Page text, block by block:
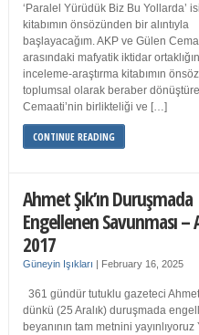
‘Paralel Yürüdük Biz Bu Yollarda’
kitabımın önsözünden bir alıntıyla
başlayacağım. AKP ve Gülen
arasındaki mafyatik iktidar
inceleme-araştırma kitabımın
toplumsal olarak beraber
Cemaati’nin birlikteliği ve […]
CONTINUE READING
Ahmet Şık’ın Duruşmada
Engellenen Savunması –
2017
Güneyin Işıkları | February 16, 2025
361 gündür tutuklu gazeteci Ahmet
dünkü (25 Aralık) duruşmada
beyanının tam metnini yayınlıyoruz